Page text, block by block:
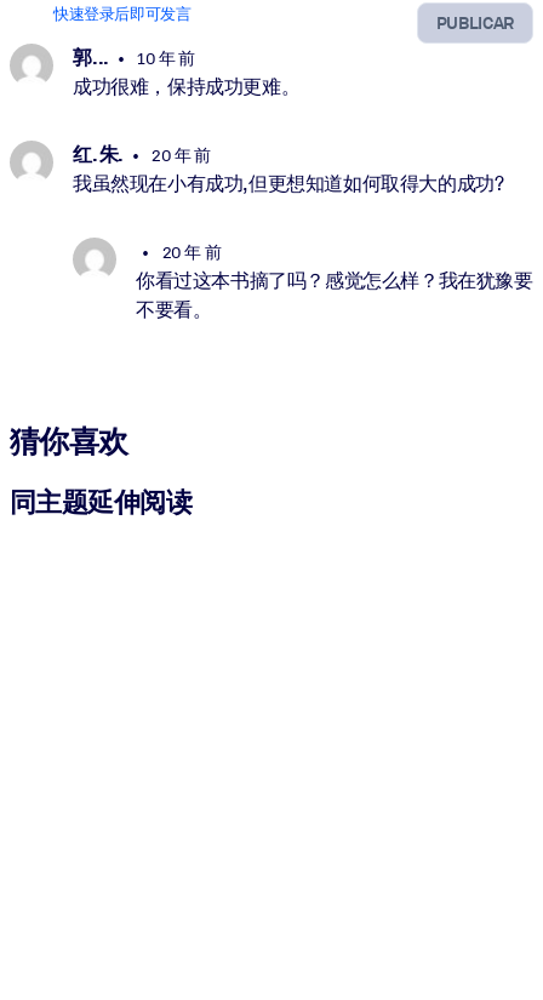
PUBLICAR
快速登录后即可发言
郭. .. 10 年 前
成功很难，保持成功更难。
红. 朱. 20 年 前
我虽然现在小有成功,但更想知道如何取得大的成功?
20 年 前
你看过这本书摘了吗？感觉怎么样？我在犹豫要
不要看。
猜你喜欢
同主题延伸阅读